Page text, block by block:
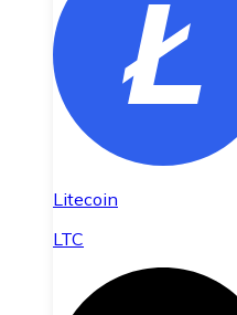
Litecoin
LTC